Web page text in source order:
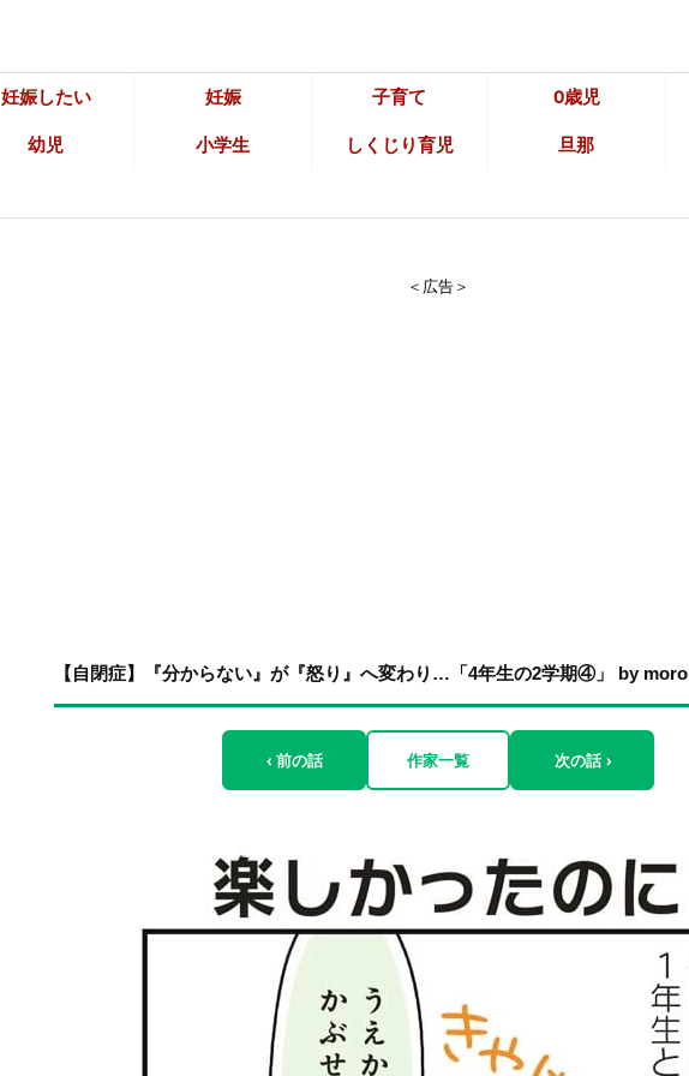
妊娠したい 妊娠 子育て 0歳児
幼児 小学生 しくじり育児 旦那
＜広告＞
【自閉症】『分からない』が『怒り』へ変わり…「4年生の2学期④」 by moro
‹ 前の話 作家一覧 次の話 ›